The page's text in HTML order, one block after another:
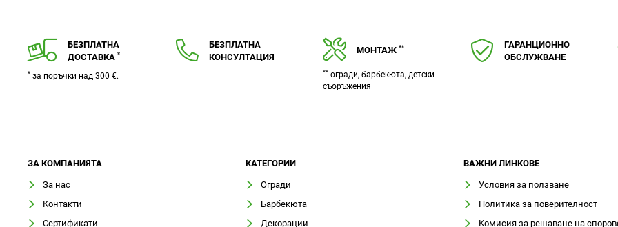
БЕЗПЛАТНА
ДОСТАВКА *
* за поръчки над 300 €.
БЕЗПЛАТНА
КОНСУЛТАЦИЯ
МОНТАЖ **
** огради, барбекюта, детски
съоръжения
ГАРАНЦИОННО
ОБСЛУЖВАНЕ
ЗA КОМПАНИЯТА
За нас
Контакти
Сертификати
КАТЕГОРИИ
Огради
Барбекюта
Декорации
ВАЖНИ ЛИНКОВЕ
Условия за ползване
Политика за поверителност
Комисия за решаване на